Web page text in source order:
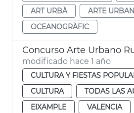
ART URBÀ
ARTE
OCEANOGRÀFIC
Concurso Arte Urbano
modificado hace 1 año
CULTURA Y FIESTAS
CULTURA
TODAS LAS
EIXAMPLE
VALENCIA